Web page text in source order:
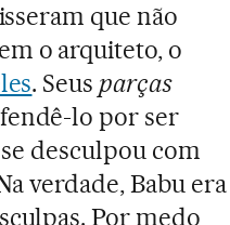
que não
o arquiteto, o
. Seus parças
lo por ser
desculpou com
verdade, Babu era
Por medo